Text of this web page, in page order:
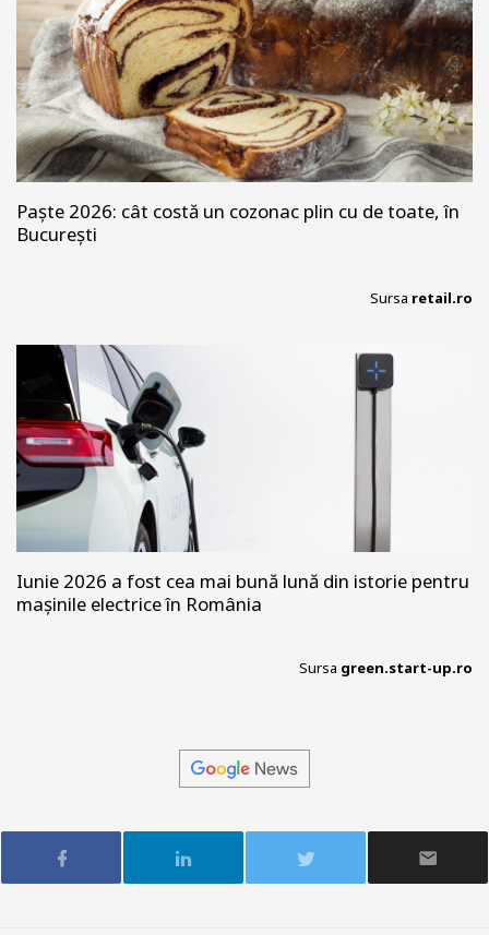
Paște 2026: cât costă un cozonac plin cu de toate, în
București
Sursa retail.ro
Iunie 2026 a fost cea mai bună lună din istorie pentru
mașinile electrice în România
Sursa green.start-up.ro